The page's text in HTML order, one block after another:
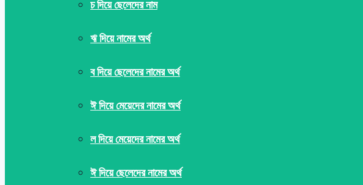
চ দিয়ে ছেলেদের নাম
ঋ দিয়ে নামের অর্থ
ব দিয়ে ছেলেদের নামের অর্থ
ঈ দিয়ে মেয়েদের নামের অর্থ
ল দিয়ে মেয়েদের নামের অর্থ
ঈ দিয়ে ছেলেদের নামের অর্থ